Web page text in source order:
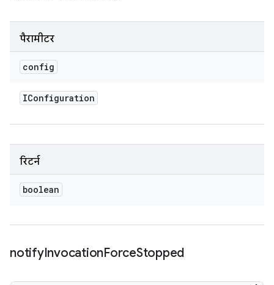
पैरामीटर
config
IConfiguration
रिटर्न
boolean
notifyInvocationForceStopped